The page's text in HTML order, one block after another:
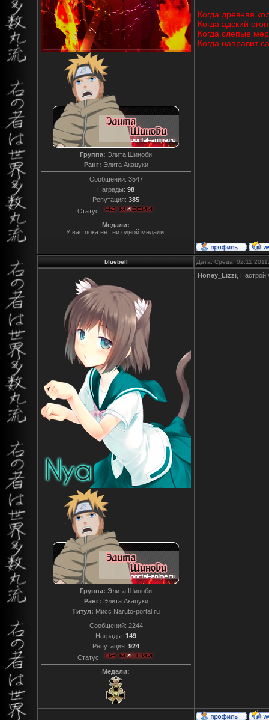
Группа: Элита Шиноби
Ранг: Элита Акацуки
Сообщений: 3547
Награды: 98
Репутация: 385
Статус:
Медали:
У вас пока нет ни одной медали.
Когда древняя
Когда адский
Когда слепые
Когда направит
bluebell Дата: Среда,
Группа: Элита Шиноби
Ранг: Элита Акацуки
Титул: Мисс Naruto-portal.ru
Сообщений: 2244
Награды: 149
Репутация: 924
Статус:
Медали:
Honey_Lizzi ,